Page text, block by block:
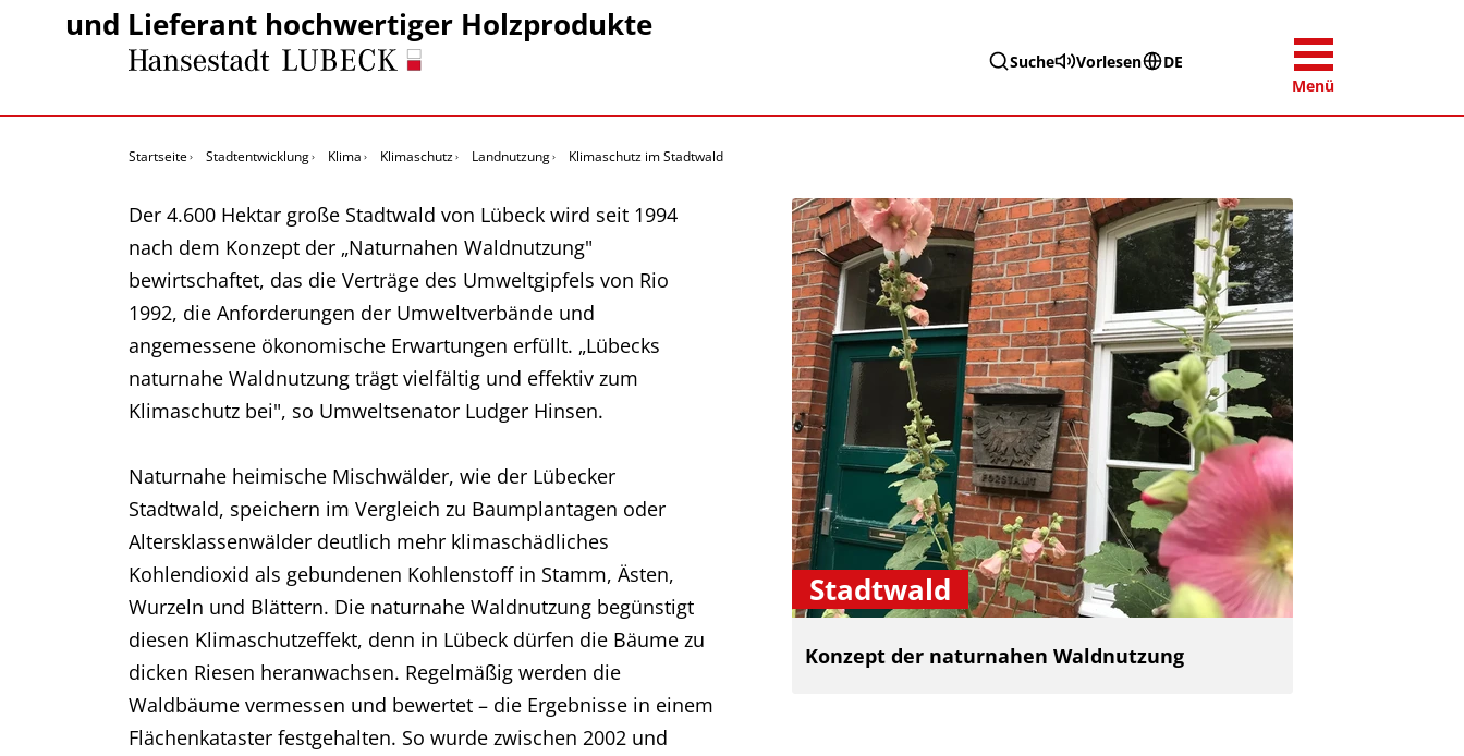
Suche Vorlesen
DE
Menü
und Lieferant hochwertiger Holzprodukte
Startseite Stadtentwicklung Klima Klimaschutz Landnutzung Klimaschutz im Stadtwald
Der 4.600 Hektar große Stadtwald von Lübeck wird seit 1994
nach dem Konzept der „Naturnahen Waldnutzung"
bewirtschaftet, das die Verträge des Umweltgipfels von Rio
1992, die Anforderungen der Umweltverbände und
angemessene ökonomische Erwartungen erfüllt. „Lübecks
naturnahe Waldnutzung trägt vielfältig und effektiv zum
Klimaschutz bei", so Umweltsenator Ludger Hinsen.
Naturnahe heimische Mischwälder, wie der Lübecker
Stadtwald, speichern im Vergleich zu Baumplantagen oder
Altersklassenwälder deutlich mehr klimaschädliches
Kohlendioxid als gebundenen Kohlenstoff in Stamm, Ästen,
Wurzeln und Blättern. Die naturnahe Waldnutzung begünstigt
diesen Klimaschutzeffekt, denn in Lübeck dürfen die Bäume zu
dicken Riesen heranwachsen. Regelmäßig werden die
Waldbäume vermessen und bewertet – die Ergebnisse in einem
Flächenkataster festgehalten. So wurde zwischen 2002 und
Stadtwald
Konzept der naturnahen Waldnutzung